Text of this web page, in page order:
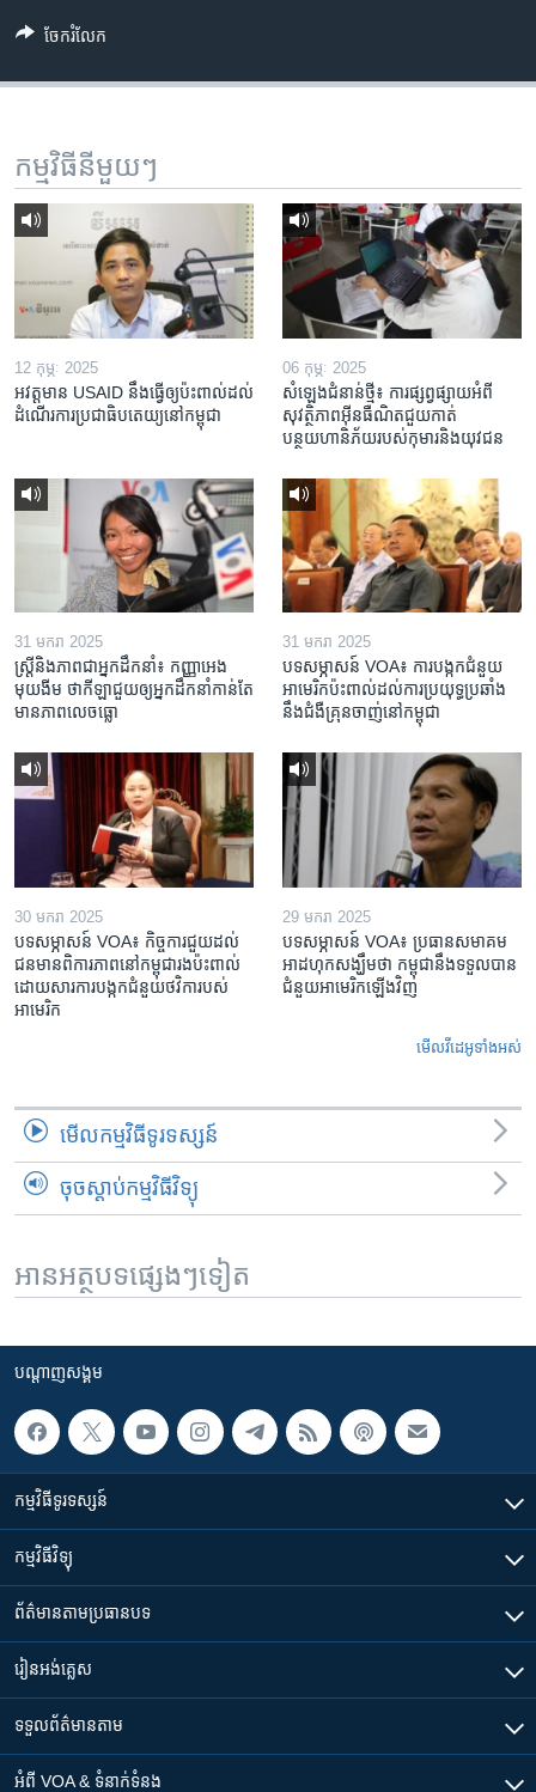
ចែករំលែក
កម្មវិធី​នីមួយៗ
12 កុម្ភៈ 2025
អវត្តមាន USAID នឹងធ្វើឲ្យប៉ះពាល់ដល់
ដំណើរការប្រជាធិបតេយ្យនៅកម្ពុជា
06 កុម្ភៈ 2025
សំឡេងជំនាន់ថ្មី៖ ការផ្សព្វផ្សាយអំពី
សុវត្ថិភាពអ៊ីនធឺណិតជួយកាត់
បន្ថយហានិភ័យរបស់កុមារនិងយុវជន
31 មករា 2025
ស្រ្តី​និង​ភាព​ជា​អ្នក​ដឹកនាំ៖ កញ្ញា​អេង
មុយងីម ថា​កីឡា​ជួយឲ្យ​អ្នកដឹកនាំ​កាន់តែ​
មាន​ភាព​លេចធ្លោ
31 មករា 2025
បទសម្ភាសន៍ VOA៖ ការបង្កក​ជំនួយ​
អាមេរិក​ប៉ះពាល់ដល់​ការប្រយុទ្ធ​ប្រឆាំង​
នឹង​ជំងឺ​គ្រុនចាញ់​នៅ​កម្ពុជា
30 មករា 2025
បទសម្ភាសន៍ VOA៖ កិច្ចការ​ជួយ​ដល់​
ជន​មាន​ពិការភាព​នៅកម្ពុជា​រង​ប៉ះពាល់​
ដោយសារ​ការ​បង្កក​ជំនួយ​ថវិកា​របស់​
អាមេរិក
29 មករា 2025
បទសម្ភាសន៍ VOA៖ ប្រធាន​សមាគម​
អាដហុក​សង្ឃឹម​ថា កម្ពុជា​នឹង​ទទួល​បាន​
ជំនួយ​អាមេរិក​ឡើងវិញ
មើល​វីដេអូ​ទាំង​អស់
មើល​កម្មវិធី​ទូរទស្សន៍
ចុចស្តាប់កម្មវិធីវិទ្យុ
អានអត្ថបទផ្សេងៗទៀត
បណ្តាញ​សង្គម
កម្មវិធី​ទូរទស្សន៍
កម្មវិធី​វិទ្យុ
ព័ត៌មាន​តាមប្រធានបទ​
រៀន​​អង់គ្លេស
ទទួល​ព័ត៌មាន​តាម
អំពី​ VOA & ទំនាក់ទំនង